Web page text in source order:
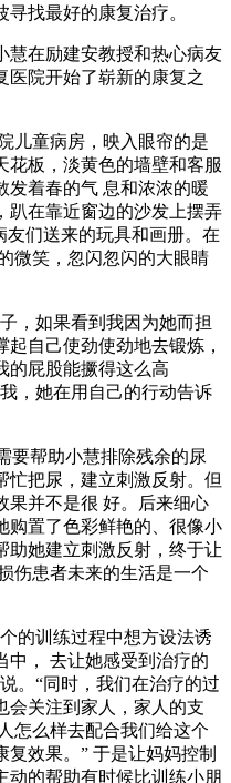
找最好的康复治疗。
慧在励建安教授和热心病友
医院开始了崭新的康复之
儿童病房，映入眼帘的是
花板，淡黄色的墙壁和客服
发着春的气 息和浓浓的暖
趴在靠近窗边的沙发上摆弄
友们送来的玩具和画册。在
微笑，忽闪忽闪的大眼睛
，如果看到我因为她而担
自己使劲使劲地去锻炼，
的屁股能撅得这么高
，她在用自己的行动告诉
要帮助小慧排除残余的尿
忙把尿，建立刺激反射。但
果并不是很 好。后来细心
购置了色彩鲜艳的、很像小
助她建立刺激反射，终于让
伤患者未来的生活是一个
的训练过程中想方设法诱
中， 去让她感受到治疗的
。“同时，我们在治疗的过
会关注到家人，家人的支
怎么样去配合我们给这个
效果。” 于是让妈妈控制
动的帮助有时候比训练小朋